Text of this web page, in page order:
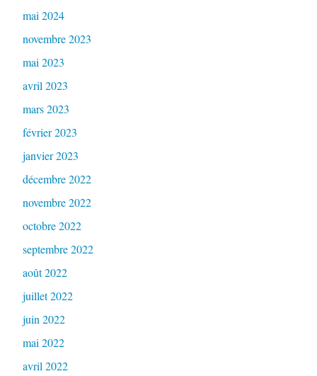
mai 2024
novembre 2023
mai 2023
avril 2023
mars 2023
février 2023
janvier 2023
décembre 2022
novembre 2022
octobre 2022
septembre 2022
août 2022
juillet 2022
juin 2022
mai 2022
avril 2022